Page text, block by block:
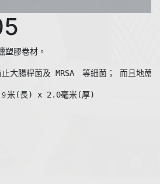
大腸桿菌及 MRSA　等細菌； 而且地
９米(長) x 2.0毫米(厚)